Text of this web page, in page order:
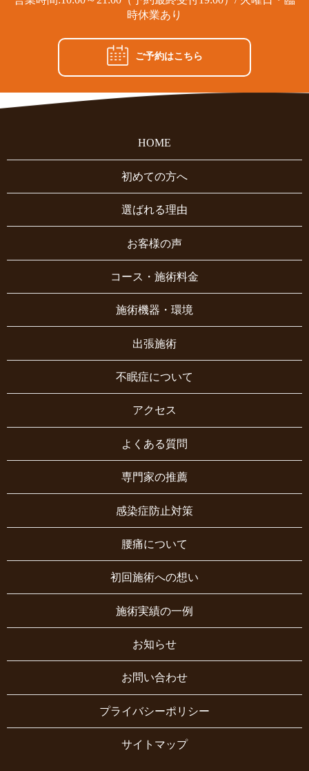
時休業あり
ご予約はこちら
HOME
初めての方へ
選ばれる理由
お客様の声
コース・施術料金
施術機器・環境
出張施術
不眠症について
アクセス
よくある質問
専門家の推薦
感染症防止対策
腰痛について
初回施術への想い
施術実績の一例
お知らせ
お問い合わせ
プライバシーポリシー
サイトマップ